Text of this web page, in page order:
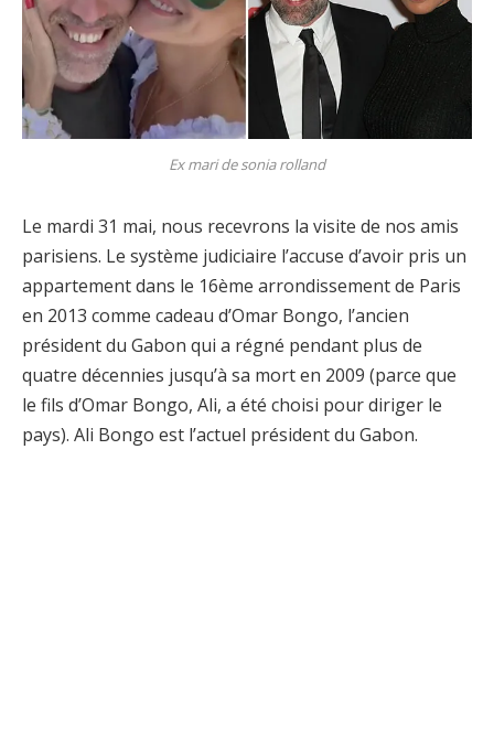
Ex mari de sonia rolland
Le mardi 31 mai, nous recevrons la visite de nos amis
parisiens. Le système judiciaire l’accuse d’avoir pris un
appartement dans le 16ème arrondissement de Paris
en 2013 comme cadeau d’Omar Bongo, l’ancien
président du Gabon qui a régné pendant plus de
quatre décennies jusqu’à sa mort en 2009 (parce que
le fils d’Omar Bongo, Ali, a été choisi pour diriger le
pays). Ali Bongo est l’actuel président du Gabon.